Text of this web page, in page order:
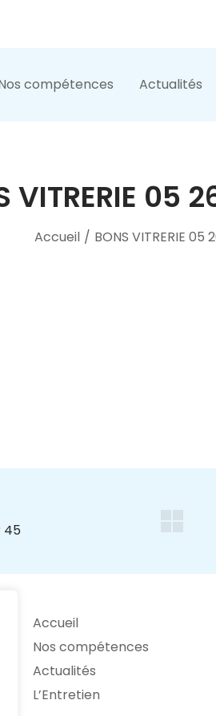
compétences Actualités
VITRERIE 05
Accueil / BONS VITRERIE 05
Accueil
Nos compétences
Actualités
L’Entretien